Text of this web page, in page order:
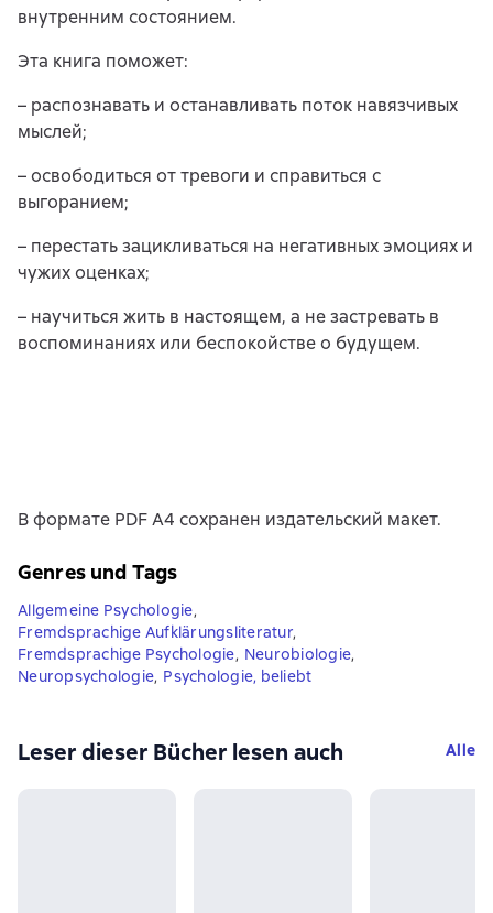
внутренним состоянием.
Эта книга поможет:
– распознавать и останавливать поток навязчивых
мыслей;
– освободиться от тревоги и справиться с
выгоранием;
– перестать зацикливаться на негативных эмоциях и
чужих оценках;
– научиться жить в настоящем, а не застревать в
воспоминаниях или беспокойстве о будущем.
В формате PDF A4 сохранен издательский макет.
Genres und Tags
Allgemeine Psychologie,
Fremdsprachige Aufklärungsliteratur,
Fremdsprachige Psychologie, Neurobiologie,
Neuropsychologie, Psychologie, beliebt
Leser dieser Bücher lesen auch Alle